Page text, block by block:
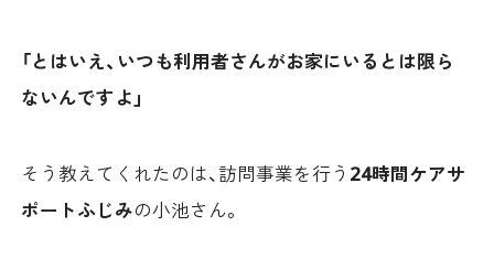
「とはいえ、いつも利用者さんがお家にいるとは限ら
ないんですよ」
そう教えてくれたのは、訪問事業を行う 24時間ケアサ
ポートふじみの小池さん。